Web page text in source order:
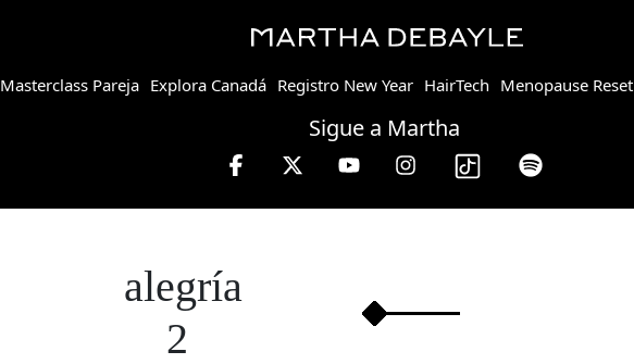
Masterclass Pareja Explora Canadá Registro New Year HairTech Menopause Reset
Sigue a Martha
Martha Debayle en W, lunes a viernes de 10 a 13 hrs.
alegría
2